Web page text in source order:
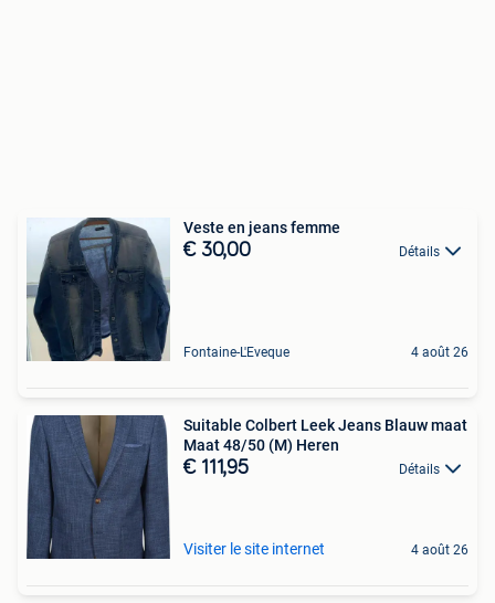
Veste en jeans femme
€ 30,00 Détails
Fontaine-L'Eveque 4 août 26
Suitable Colbert Leek Jeans Blauw maat
Maat 48/50 (M) Heren
€ 111,95 Détails
Visiter le site internet 4 août 26